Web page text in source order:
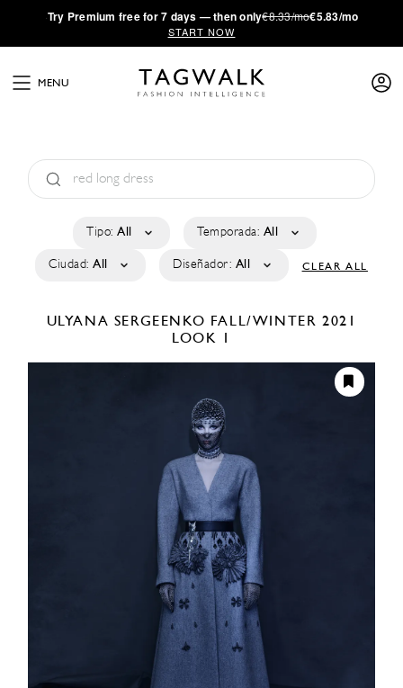
·Try Premium free for 7 days — then only€8.33/mo€5.83/mo
START NOW
MENU
Tipo: All Temporada: All
Ciudad: All Diseñador: All CLEAR ALL
ULYANA SERGEENKO FALL/WINTER 2021
LOOK 1